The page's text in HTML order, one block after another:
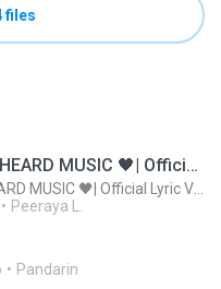
files
ไม่มีใครรู้ตัวเรา– UNHEARD MUSIC 🖤| Official Lyric Video | เพลงสู้ชีวิต
Peeraya L.
Pandarin